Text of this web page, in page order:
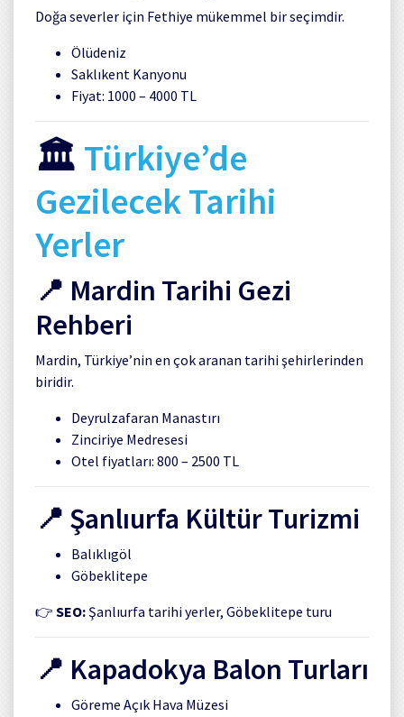
Doğa severler için Fethiye mükemmel bir seçimdir.
Ölüdeniz
Saklıkent Kanyonu
Fiyat: 1000 – 4000 TL
🏛️ Türkiye’de
Gezilecek Tarihi
Yerler
📍 Mardin Tarihi Gezi
Rehberi
Mardin, Türkiye’nin en çok aranan tarihi şehirlerinden
biridir.
Deyrulzafaran Manastırı
Zinciriye Medresesi
Otel fiyatları: 800 – 2500 TL
📍 Şanlıurfa Kültür Turizmi
Balıklıgöl
Göbeklitepe
👉 SEO:Şanlıurfa tarihi yerler, Göbeklitepe turu
📍 Kapadokya Balon Turları
Göreme Açık Hava Müzesi